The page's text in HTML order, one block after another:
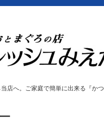
店へ。ご家庭で簡単に出来る『か